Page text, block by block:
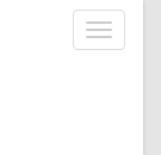
Toggle